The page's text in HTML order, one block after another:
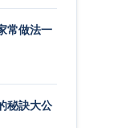
常做法一
秘訣大公